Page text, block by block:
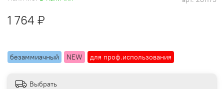
безаммиачный NEW для проф.использования
1 764 ₽
Выбрать